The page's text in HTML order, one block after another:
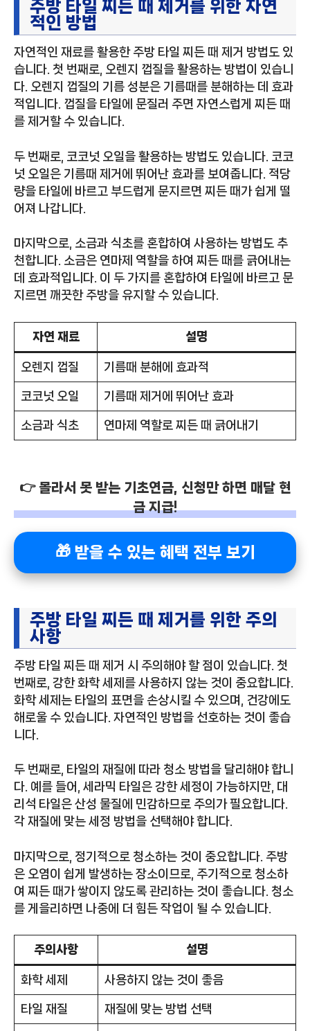
주방 타일 찌든 때 제거를 위한 자연
적인 방법
자연적인 재료를 활용한 주방 타일 찌든 때 제거 방법도 있
습니다. 첫 번째로, 오렌지 껍질을 활용하는 방법이 있습니
다. 오렌지 껍질의 기름 성분은 기름때를 분해하는 데 효과
적입니다. 껍질을 타일에 문질러 주면 자연스럽게 찌든 때
를 제거할 수 있습니다.
두 번째로, 코코넛 오일을 활용하는 방법도 있습니다. 코코
넛 오일은 기름때 제거에 뛰어난 효과를 보여줍니다. 적당
량을 타일에 바르고 부드럽게 문지르면 찌든 때가 쉽게 떨
어져 나갑니다.
마지막으로, 소금과 식초를 혼합하여 사용하는 방법도 추
천합니다. 소금은 연마제 역할을 하여 찌든 때를 긁어내는
데 효과적입니다. 이 두 가지를 혼합하여 타일에 바르고 문
지르면 깨끗한 주방을 유지할 수 있습니다.
자연 재료 설명
오렌지 껍질 기름때 분해에 효과적
코코넛 오일 기름때 제거에 뛰어난 효과
소금과 식초 연마제 역할로 찌든 때 긁어내기
👉 몰라서 못 받는 기초연금, 신청만 하면 매달 현
금 지급!
🎁 받을 수 있는 혜택 전부 보기
주방 타일 찌든 때 제거를 위한 주의
사항
주방 타일 찌든 때 제거 시 주의해야 할 점이 있습니다. 첫
번째로, 강한 화학 세제를 사용하지 않는 것이 중요합니다.
화학 세제는 타일의 표면을 손상시킬 수 있으며, 건강에도
해로울 수 있습니다. 자연적인 방법을 선호하는 것이 좋습
니다.
두 번째로, 타일의 재질에 따라 청소 방법을 달리해야 합니
다. 예를 들어, 세라믹 타일은 강한 세정이 가능하지만, 대
리석 타일은 산성 물질에 민감하므로 주의가 필요합니다.
각 재질에 맞는 세정 방법을 선택해야 합니다.
마지막으로, 정기적으로 청소하는 것이 중요합니다. 주방
은 오염이 쉽게 발생하는 장소이므로, 주기적으로 청소하
여 찌든 때가 쌓이지 않도록 관리하는 것이 좋습니다. 청소
를 게을리하면 나중에 더 힘든 작업이 될 수 있습니다.
주의사항 설명
화학 세제 사용하지 않는 것이 좋음
타일 재질 재질에 맞는 방법 선택